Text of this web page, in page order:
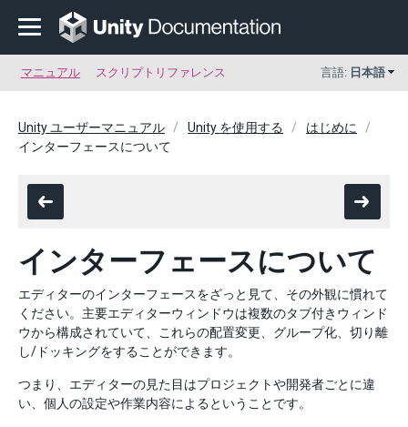
マニュアル スクリプトリファレンス 言語: 日本語
Unity ユーザーマニュアル Unity を使用する
はじめに
インターフェースについて
インターフェースについて
エディターのインターフェースをざっと見て、その外観に慣れて
ください。主要エディターウィンドウは複数のタブ付きウィンド
ウから構成されていて、これらの配置変更、グループ化、切り離
し/ドッキングをすることができます。
つまり、エディターの見た目はプロジェクトや開発者ごとに違
い、個人の設定や作業内容によるということです。